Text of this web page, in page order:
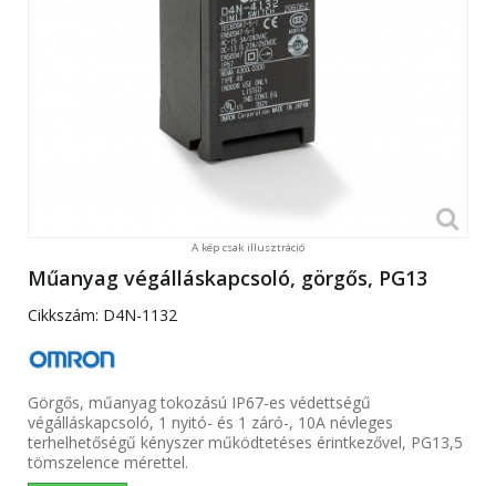
A kép csak illusztráció
Műanyag végálláskapcsoló, görgős, PG13
Cikkszám: D4N-1132
Görgős, műanyag tokozású IP67-es védettségű
végálláskapcsoló, 1 nyitó- és 1 záró-, 10A névleges
terhelhetőségű kényszer működtetéses érintkezővel, PG13,5
tömszelence mérettel.